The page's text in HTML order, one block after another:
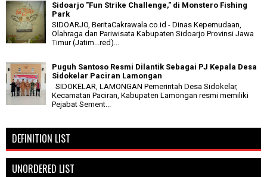
Sidoarjo "Fun Strike Challenge," di Monstero Fishing
Park
SIDOARJO, BeritaCakrawala.co.id - Dinas Kepemudaan,
Olahraga dan Pariwisata Kabupaten Sidoarjo Provinsi Jawa
Timur (Jatim...red)...
Puguh Santoso Resmi Dilantik Sebagai PJ Kepala Desa
Sidokelar Paciran Lamongan
SIDOKELAR, LAMONGAN Pemerintah Desa Sidokelar,
Kecamatan Paciran, Kabupaten Lamongan resmi memiliki
Pejabat Sement...
DEFINITION LIST
UNORDERED LIST